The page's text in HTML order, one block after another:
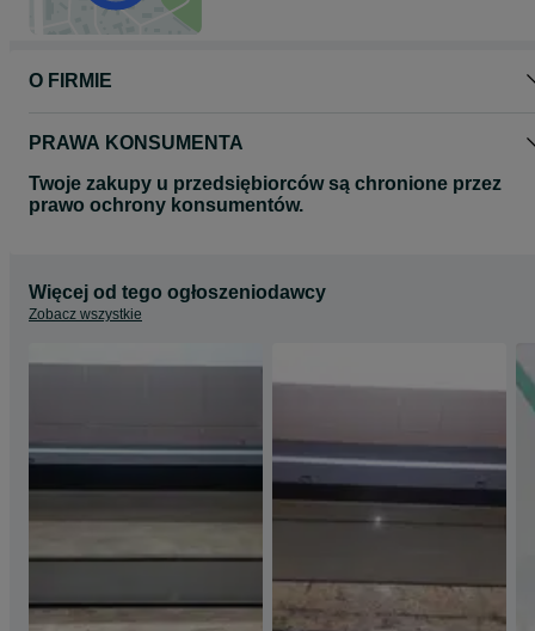
O FIRMIE
PRAWA KONSUMENTA
Twoje zakupy u przedsiębiorców są chronione przez
prawo ochrony konsumentów.
Więcej od tego ogłoszeniodawcy
Zobacz wszystkie